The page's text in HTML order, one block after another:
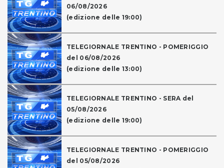
06/08/2026
(edizione delle 19:00)
TELEGIORNALE TRENTINO - POMERIGGIO
del 06/08/2026
(edizione delle 13:00)
TELEGIORNALE TRENTINO - SERA del
05/08/2026
(edizione delle 19:00)
TELEGIORNALE TRENTINO - POMERIGGIO
del 05/08/2026